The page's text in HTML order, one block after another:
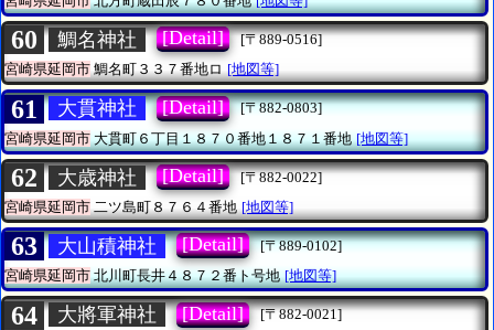
60 鯛名神社 [Detail]
[〒889-0516]
宮崎県延岡市鯛名町３３７番地ロ [地図等]
61 大貫神社 [Detail]
[〒882-0803]
宮崎県延岡市大貫町６丁目１８７０番地１８７１番地 [地図等]
62 大歳神社 [Detail]
[〒882-0022]
宮崎県延岡市二ツ島町８７６４番地 [地図等]
63 大山積神社 [Detail]
[〒889-0102]
宮崎県延岡市北川町長井４８７２番ト号地 [地図等]
64 大將軍神社 [Detail]
[〒882-0021]